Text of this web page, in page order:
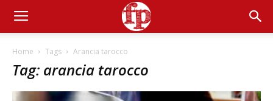
Home Tags Arancia tarocco
Tag: arancia tarocco